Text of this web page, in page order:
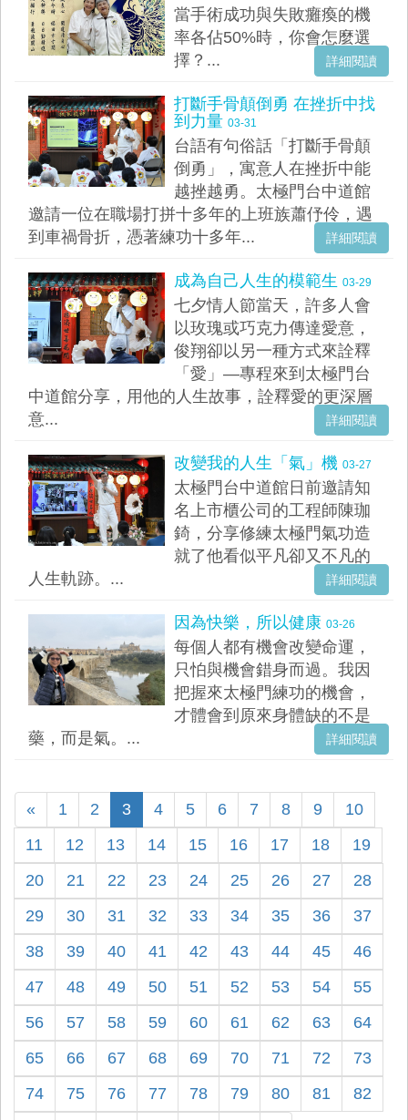
當手術成功與失敗癱瘓的機
率各佔50%時，你會怎麼選
擇？...
詳細閱讀
打斷手骨顛倒勇 在挫折中找
到力量 03-31
台語有句俗話「打斷手骨顛
倒勇」，寓意人在挫折中能
越挫越勇。太極門台中道館
邀請一位在職場打拼十多年的上班族蕭伃伶，遇
到車禍骨折，憑著練功十多年...
詳細閱讀
成為自己人生的模範生 03-29
七夕情人節當天，許多人會
以玫瑰或巧克力傳達愛意，
俊翔卻以另一種方式來詮釋
「愛」—專程來到太極門台
中道館分享，用他的人生故事，詮釋愛的更深層
意...
詳細閱讀
改變我的人生「氣」機 03-27
太極門台中道館日前邀請知
名上市櫃公司的工程師陳珈
錡，分享修練太極門氣功造
就了他看似平凡卻又不凡的
人生軌跡。...
詳細閱讀
因為快樂，所以健康 03-26
每個人都有機會改變命運，
只怕與機會錯身而過。我因
把握來太極門練功的機會，
才體會到原來身體缺的不是
藥，而是氣。...
詳細閱讀
« 1 2 3 4 5 6 7 8 9
10
11
12 13 14 15 16 17 18
19
20
21 22 23 24 25 26 27
28
29
30 31 32 33 34 35 36
37
38
39 40 41 42 43 44 45
46
47
48 49 50 51 52 53 54
55
56
57 58 59 60 61 62 63
64
65
66 67 68 69 70 71 72
73
74
75 76 77 78 79 80 81
82